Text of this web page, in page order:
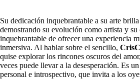
Su dedicación inquebrantable a su arte
demostrando su evolución como artista y
inquebrantable de ofrecer una experiencia
inmersiva. Al hablar sobre el sencillo,
quise explorar los rincones oscuros del
veces puede llevar a la desesperación. Es
personal e introspectivo, que invita a los